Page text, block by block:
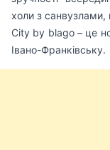
холи з санвузлами,
City by blago – це
Івано-Франківську.